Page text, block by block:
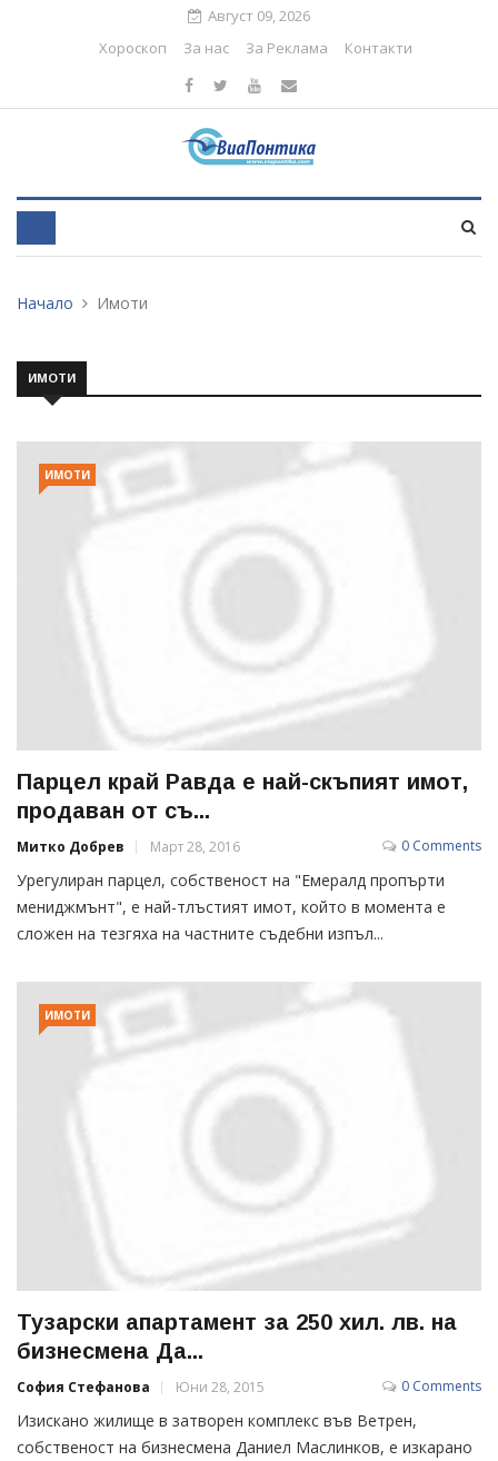
Август 09, 2026
Хороскоп
За нас За Реклама Контакти
Начало Имоти
ИМОТИ
ИМОТИ
Парцел край Равда е най-скъпият имот,
продаван от съ...
Митко Добрев Март 28, 2016 0 Comments
Урегулиран парцел, собственост на "Емералд пропърти
мениджмънт", е най-тлъстият имот, който в момента е
сложен на тезгяха на частните съдебни изпъл...
ИМОТИ
Тузарски апартамент за 250 хил. лв. на
бизнесмена Да...
София Стефанова Юни 28, 2015 0 Comments
Изискано жилище в затворен комплекс във Ветрен,
собственост на бизнесмена Даниел Маслинков, е изкарано